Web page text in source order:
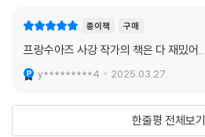
종이책 구매
프랑수아즈 사강 작가의 책은 다 재밌어..
y*********4 2025.03.27.
한줄평 전체보기